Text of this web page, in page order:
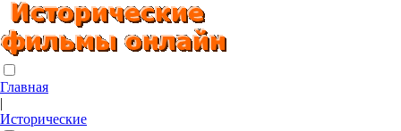
Главная
|
Исторические